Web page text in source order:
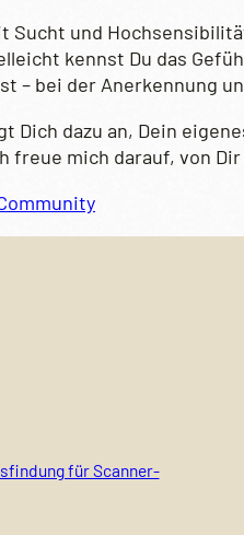
Sucht und
kennst Du das
– bei der Anerkennung
Dich dazu an, Dein
freue mich darauf, von
für Scanner-